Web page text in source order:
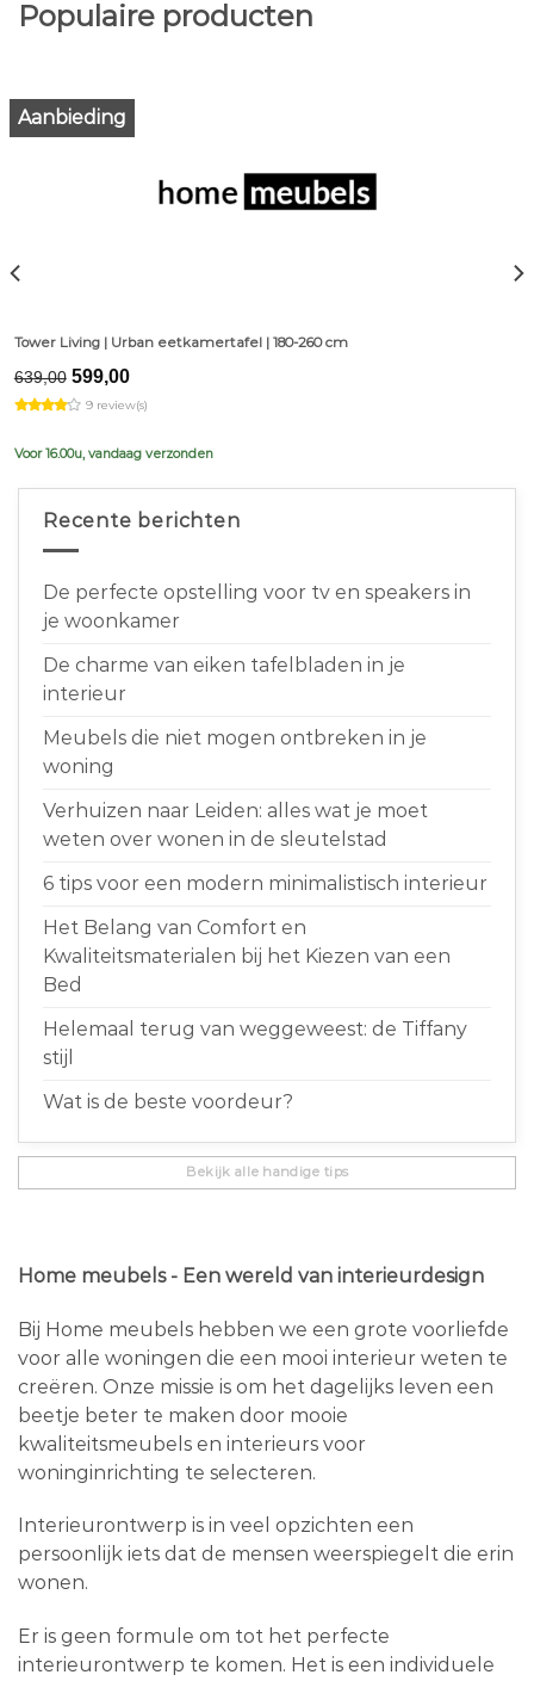
Populaire producten
Aanbieding
Tower Living | Urban eetkamertafel | 180-260 cm
639,00 Original
price
was:
599,00Current
is:
9 review(s)
Voor 16.00u, vandaag verzonden
Recente berichten
De perfecte opstelling voor tv en speakers in
je woonkamer
De charme van eiken tafelbladen in je
interieur
Meubels die niet mogen ontbreken in je
woning
Verhuizen naar Leiden: alles wat je moet
weten over wonen in de sleutelstad
6 tips voor een modern minimalistisch interieur
Het Belang van Comfort en
Kwaliteitsmaterialen bij het Kiezen van een
Bed
Helemaal terug van weggeweest: de Tiffany
stijl
Wat is de beste voordeur?
Bekijk alle handige tips
Home meubels - Een wereld van interieurdesign
Bij Home meubels hebben we een grote voorliefde
voor alle woningen die een mooi interieur weten te
creëren. Onze missie is om het dagelijks leven een
beetje beter te maken door mooie
kwaliteitsmeubels en interieurs voor
woninginrichting te selecteren.
Interieurontwerp is in veel opzichten een
persoonlijk iets dat de mensen weerspiegelt die erin
wonen.
Er is geen formule om tot het perfecte
interieurontwerp te komen. Het is een individuele